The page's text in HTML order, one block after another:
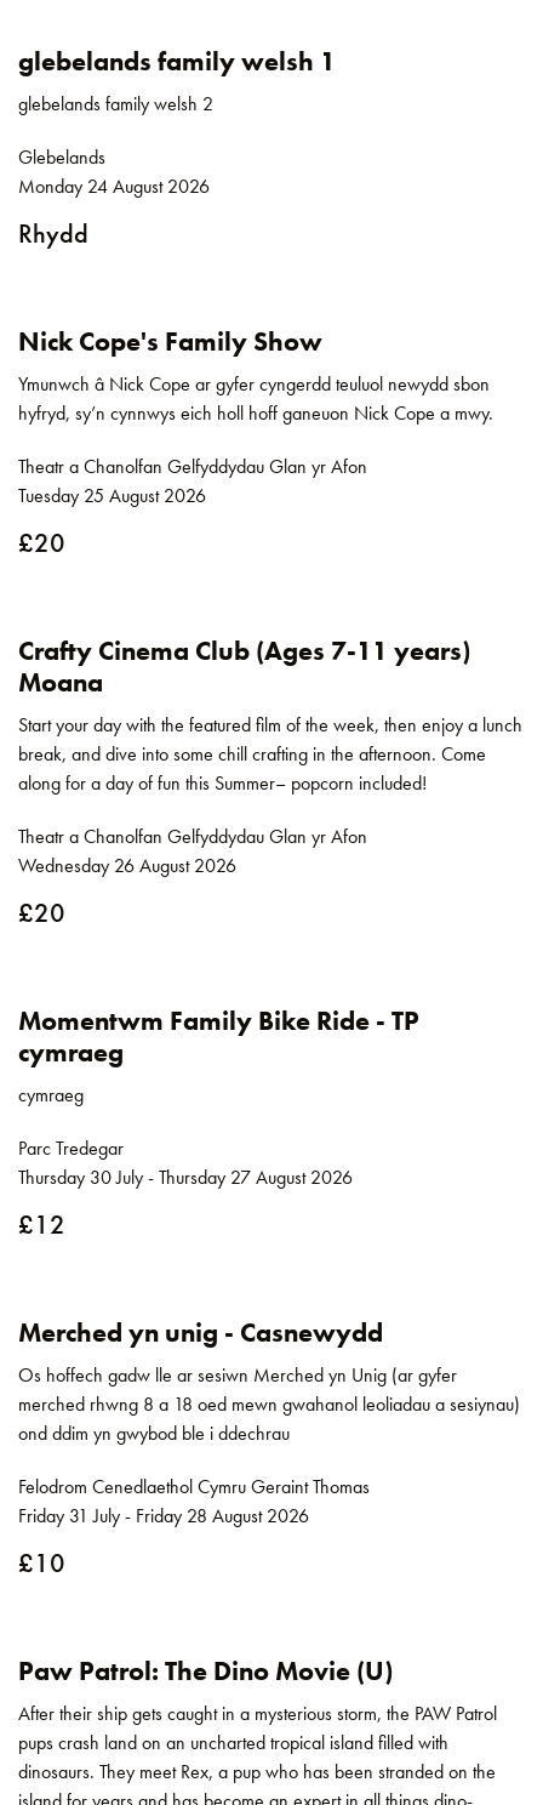
glebelands family welsh 1
glebelands family welsh 2
Glebelands
Monday 24 August 2026
Rhydd
Nick Cope's Family Show
Ymunwch â Nick Cope ar gyfer cyngerdd teuluol newydd sbon
hyfryd, sy’n cynnwys eich holl hoff ganeuon Nick Cope a mwy.
Theatr a Chanolfan Gelfyddydau Glan yr Afon
Tuesday 25 August 2026
£20
Crafty Cinema Club (Ages 7-11 years)
Moana
Start your day with the featured film of the week, then enjoy a lunch
break, and dive into some chill crafting in the afternoon. Come
along for a day of fun this Summer– popcorn included!
Theatr a Chanolfan Gelfyddydau Glan yr Afon
Wednesday 26 August 2026
£20
Momentwm Family Bike Ride - TP
cymraeg
cymraeg
Parc Tredegar
Thursday 30 July - Thursday 27 August 2026
£12
Merched yn unig - Casnewydd
Os hoffech gadw lle ar sesiwn Merched yn Unig (ar gyfer
merched rhwng 8 a 18 oed mewn gwahanol leoliadau a sesiynau)
ond ddim yn gwybod ble i ddechrau
Felodrom Cenedlaethol Cymru Geraint Thomas
Friday 31 July - Friday 28 August 2026
£10
Paw Patrol: The Dino Movie (U)
After their ship gets caught in a mysterious storm, the PAW Patrol
pups crash land on an uncharted tropical island filled with
dinosaurs. They meet Rex, a pup who has been stranded on the